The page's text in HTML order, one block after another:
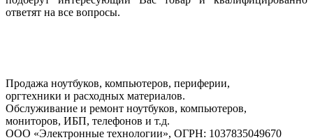
ответят на все вопросы.
Продажа ноутбуков, компьютеров, периферии,
оргтехники и расходных материалов.
Обслуживание и ремонт ноутбуков, компьютеров,
мониторов, ИБП, телефонов и т.д.
ООО «Электронные технологии», ОГРН: 1037835049670